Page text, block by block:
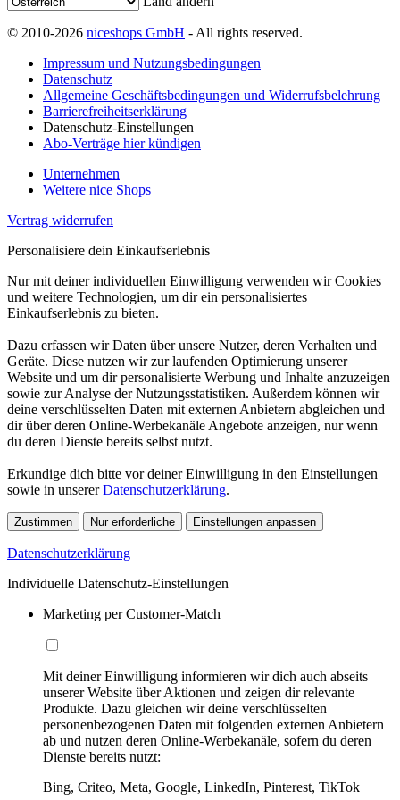
© 2010-2026 niceshops GmbH - All rights reserved.
Impressum und Nutzungsbedingungen
Datenschutz
Allgemeine Geschäftsbedingungen und Widerrufsbelehrung
Barrierefreiheitserklärung
Datenschutz-Einstellungen
Abo-Verträge hier kündigen
Unternehmen
Weitere nice Shops
Vertrag widerrufen
Personalisiere dein Einkaufserlebnis
Nur mit deiner individuellen Einwilligung verwenden wir Cookies
und weitere Technologien, um dir ein personalisiertes
Einkaufserlebnis zu bieten.
Dazu erfassen wir Daten über unsere Nutzer, deren Verhalten und
Geräte. Diese nutzen wir zur laufenden Optimierung unserer
Website und um dir personalisierte Werbung und Inhalte anzuzeigen
sowie zur Analyse der Nutzungsstatistiken. Außerdem können wir
deine verschlüsselten Daten mit externen Anbietern abgleichen und
dir über deren Online-Werbekanäle Angebote anzeigen, nur wenn
du deren Dienste bereits selbst nutzt.
Erkundige dich bitte vor deiner Einwilligung in den Einstellungen
sowie in unsererDatenschutzerklärung.
Zustimmen Nur erforderliche Einstellungen anpassen
Datenschutzerklärung
Individuelle Datenschutz-Einstellungen
Marketing per Customer-Match
Mit deiner Einwilligung informieren wir dich auch abseits
unserer Website über Aktionen und zeigen dir relevante
Produkte. Dazu gleichen wir deine verschlüsselten
personenbezogenen Daten mit folgenden externen Anbietern
ab und nutzen deren Online-Werbekanäle, sofern du deren
Dienste bereits nutzt:
Bing, Criteo, Meta, Google, LinkedIn, Pinterest, TikTok